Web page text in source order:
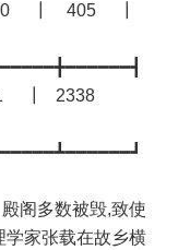
50 ┃ 405 ┃
┃ 2338
阁多数被毁,致使
学家张载在故乡横